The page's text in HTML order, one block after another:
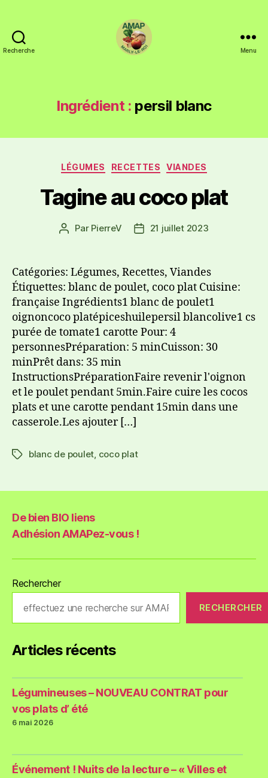
Recherche Menu
Ingrédient : persil blanc
LÉGUMES RECETTES VIANDES
Tagine au coco plat
Par PierreV 21 juillet 2023
Catégories: Légumes, Recettes, Viandes
Étiquettes: blanc de poulet, coco plat Cuisine:
française Ingrédients1 blanc de poulet1
oignoncoco platépiceshuilepersil blancolive1 cs
purée de tomate1 carotte Pour: 4
personnesPréparation: 5 minCuisson: 30
minPrêt dans: 35 min
InstructionsPréparationFaire revenir l'oignon
et le poulet pendant 5min.Faire cuire les cocos
plats et une carotte pendant 15min dans une
casserole.Les ajouter […]
blanc de poulet coco plat
De bien BIO liens
Adhésion AMAPez-vous !
Rechercher
RECHERCHER
Articles récents
Légumineuses – NOUVEAU CONTRAT pour
vos plats d’ été
6 mai 2026
Événement ! Nuits de la lecture – « Villes et